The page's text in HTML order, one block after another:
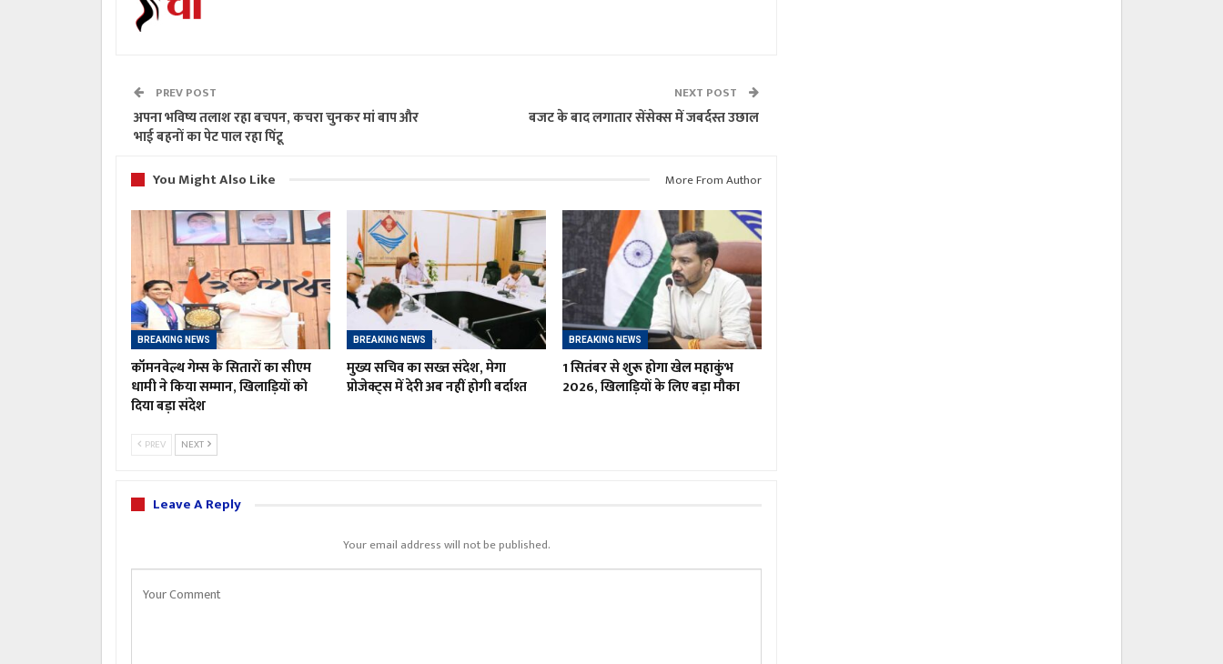
PREV POST
अपना भविष्य तलाश रहा बचपन, कचरा चुनकर मां बाप और
भाई बहनों का पेट पाल रहा पिंटू
NEXT POST
बजट के बाद लगातार सेंसेक्स में जबर्दस्त उछाल
You Might Also Like More From Author
BREAKING NEWS
कॉमनवेल्थ गेम्स के सितारों का सीएम
धामी ने किया सम्मान, खिलाड़ियों को
दिया बड़ा संदेश
BREAKING NEWS
मुख्य सचिव का सख्त संदेश, मेगा
प्रोजेक्ट्स में देरी अब नहीं होगी बर्दाश्त
BREAKING NEWS
1 सितंबर से शुरू होगा खेल महाकुंभ
2026, खिलाड़ियों के लिए बड़ा मौका
PREV NEXT
Leave A Reply
Your email address will not be published.